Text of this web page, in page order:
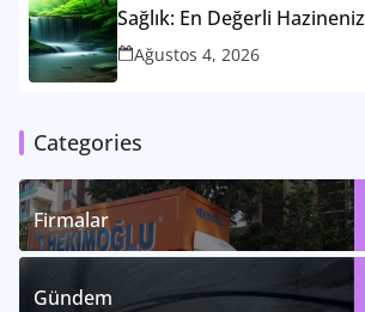
Sağlık: En Değerli Hazineniz
Ağustos 4, 2026
Categories
Firmalar
Gündem